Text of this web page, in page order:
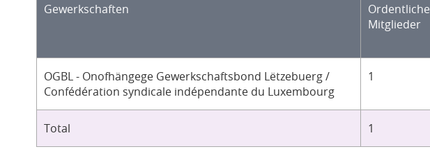
Gewerkschaften
Ordentliche
Mitglieder
OGBL - Onofhängege Gewerkschaftsbond Lëtzebuerg /
Confédération syndicale indépendante du Luxembourg
1
Total 1